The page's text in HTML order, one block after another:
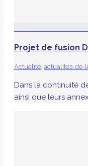
Projet de fusion
Actualité actualites-de-
Dans la continuité
ainsi que leurs